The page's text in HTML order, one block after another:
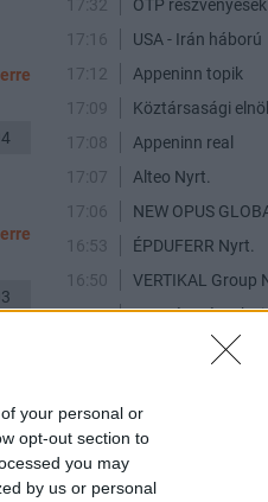
your personal or
opt-out section to
you may
by us or personal
17:32
OTP
17:16
USA - Irán háború
17:12
Appeninn topik
17:09
Köztársasági
17:08
Appeninn real
17:07
Alteo Nyrt.
17:06
NEW OPUS
16:53
ÉPDUFERR Nyrt.
16:50
VERTIKAL Group
16:43
USA részvények
Orosz - Ukrán
15:57
Tréder Topik :o)
DUNAHOUSE